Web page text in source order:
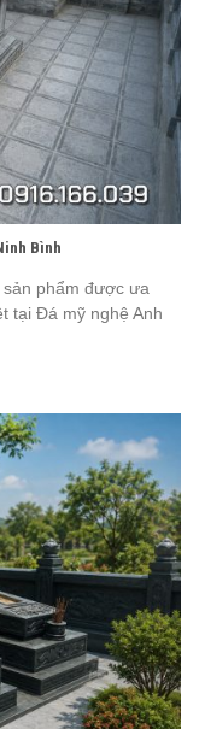
Bình
sản phẩm được ưa
tại Đá mỹ nghệ Anh